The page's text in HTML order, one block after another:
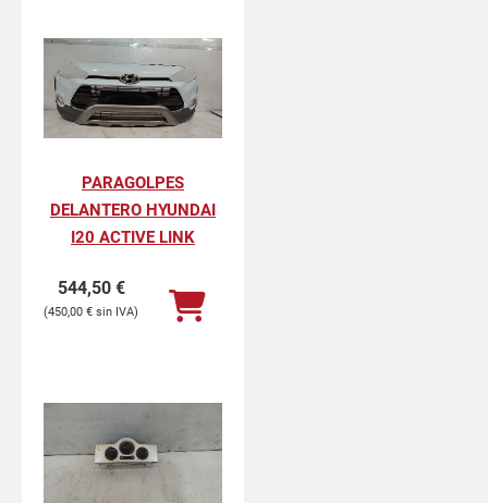
PARAGOLPES
DELANTERO HYUNDAI
I20 ACTIVE LINK
544,50 €
450,00 €